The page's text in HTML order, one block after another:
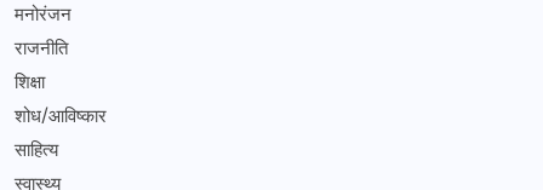
मनोरंजन
राजनीति
शिक्षा
शोध/आविष्कार
साहित्य
स्वास्थ्य